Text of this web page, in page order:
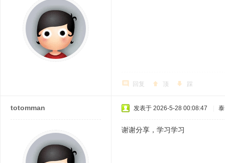
回复 顶 踩
totomman 发表于 2026-5-28 00:08:47
谢谢分享，学习学习